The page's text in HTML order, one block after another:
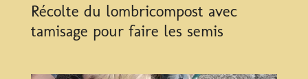
Récolte du lombricompost avec
tamisage pour faire les semis